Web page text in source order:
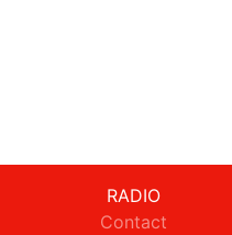
RADIO
Contact